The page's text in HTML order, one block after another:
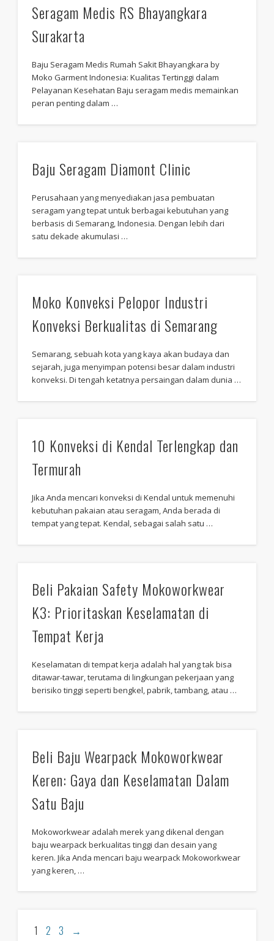
Seragam Medis RS Bhayangkara
Surakarta
Baju Seragam Medis Rumah Sakit Bhayangkara by
Moko Garment Indonesia: Kualitas Tertinggi dalam
Pelayanan Kesehatan Baju seragam medis memainkan
peran penting dalam …
Baju Seragam Diamont Clinic
Perusahaan yang menyediakan jasa pembuatan
seragam yang tepat untuk berbagai kebutuhan yang
berbasis di Semarang, Indonesia. Dengan lebih dari
satu dekade akumulasi …
Moko Konveksi Pelopor Industri
Konveksi Berkualitas di Semarang
Semarang, sebuah kota yang kaya akan budaya dan
sejarah, juga menyimpan potensi besar dalam industri
konveksi. Di tengah ketatnya persaingan dalam dunia …
10 Konveksi di Kendal Terlengkap dan
Termurah
Jika Anda mencari konveksi di Kendal untuk memenuhi
kebutuhan pakaian atau seragam, Anda berada di
tempat yang tepat. Kendal, sebagai salah satu …
Beli Pakaian Safety Mokoworkwear
K3: Prioritaskan Keselamatan di
Tempat Kerja
Keselamatan di tempat kerja adalah hal yang tak bisa
ditawar-tawar, terutama di lingkungan pekerjaan yang
berisiko tinggi seperti bengkel, pabrik, tambang, atau …
Beli Baju Wearpack Mokoworkwear
Keren: Gaya dan Keselamatan Dalam
Satu Baju
Mokoworkwear adalah merek yang dikenal dengan
baju wearpack berkualitas tinggi dan desain yang
keren. Jika Anda mencari baju wearpack Mokoworkwear
yang keren, …
1 2 3 →